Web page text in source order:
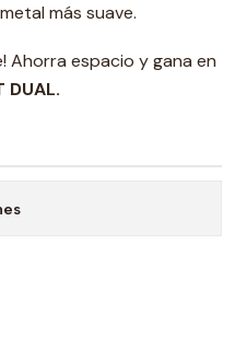
más suave.
Ahorra espacio y gana en
DUAL.